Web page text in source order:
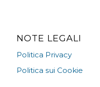
NOTE LEGALI
Politica Privacy
Politica sui Cookie